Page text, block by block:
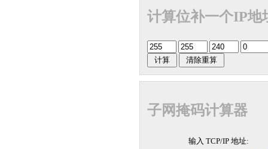
计算位补一个IP地
子网掩码计算器
输入 TCP/IP 地址: